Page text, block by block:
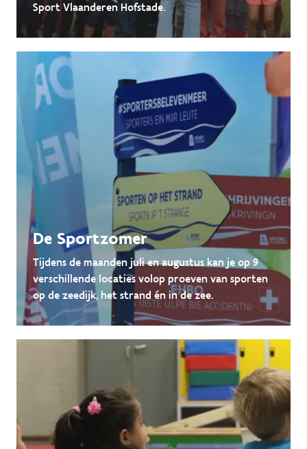
Sport Vlaanderen Hofstade.
De Sportzomer
Tijdens de maanden juli en augustus kan je op 9
verschillende locaties volop proeven van sporten
op de zeedijk, het strand én in de zee.